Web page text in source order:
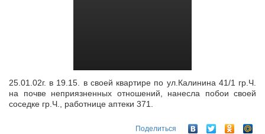
25.01.02г. в 19.15. в своей квартире по ул.Калинина 41/1 гр.Ч.
на почве неприязненных отношений, нанесла побои своей
соседке гр.Ч., работнице аптеки 371.
Поделиться